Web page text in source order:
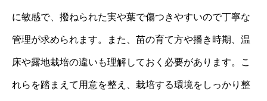
に敏感で、撥ねられた実や葉で傷つきやすいので丁寧な
管理が求められます。また、苗の育て方や播き時期、温
床や露地栽培の違いも理解しておく必要があります。こ
れらを踏まえて用意を整え、栽培する環境をしっかり整